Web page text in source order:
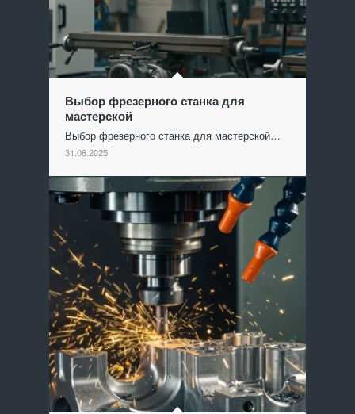
Выбор фрезерного станка для
мастерской
Выбор фрезерного станка для мастерской…
31.08.2025